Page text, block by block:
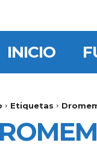
INICIO
Etiquetas